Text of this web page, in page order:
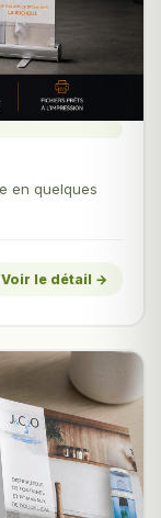
en quelques
Voir le détail →